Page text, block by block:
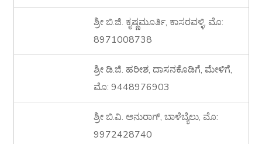
ಶ್ರೀ ಬಿ.ಜಿ. ಕೃಷ್ಣಮೂರ್ತಿ, ಕಾಸರವಳ್ಳಿ, ಮೊ:
8971008738
ಶ್ರೀ ಡಿ.ಜಿ. ಹರೀಶ, ದಾಸನಕೊಡಿಗೆ, ಮೇಳಿಗೆ,
ಮೊ: 9448976903
ಶ್ರೀ ಬಿ.ವಿ. ಅನುರಾಗ್, ಬಾಳೆಬ್ಯೆಲು, ಮೊ:
9972428740